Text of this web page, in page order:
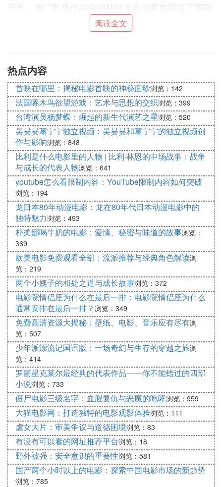
另外，澳门影视作品中的独特文化元素也吸引了国际
观众的关注。澳门的文化融合和多元性使得其影视作
品具有独特的魅力。通过融入澳门的传统特色和文化
澳门影视产业对当地经济的影响与贡献
澳门影视产业对当地经济的影响和贡献不容忽视。首
先，影视产业的发展为澳门创造了大量就业机会，为
当地居民提供了稳定的收入来源。其次，影视产业的
繁荣带动了相关产业的发展，如影视拍摄设备的生
产、影视旅游等。这些产业的发展进一步促进了澳门
的经济增长。
澳门影视节目在推动旅游业发展中的作用
澳门的影视节目在推动旅游业发展中发挥着重要的作
用。澳门以其特别行政区的身份为影视节目提供了丰
富的拍摄场景和背景。澳门的独特文化和历史吸引了
众多游客前来观光和体验。通过制作和推广澳门的影
视节目，澳门能够进一步提高其在旅游市场的知名
度，吸引更多的游客前来澳门旅游。
综上所述，澳门影视产业作为澳门文化产业的重要组
成部分，发挥着重要的作用。澳门影视产业在国际市
场上具有一定的竞争力，其独特的文化元素和传统特
色吸引了国际观众的关注。澳门影视产业的发展也为
当地经济带来了积极的影响和贡献，同时推动澳门旅
游业的发展。未来，澳门影视产业将继续发展壮大，
为澳门的文化传承和经济发展做出更大的贡献。
阅读全文
热点内容
首映在哪里：揭秘电影首映的神秘面纱浏览：142
法国啄木鸟欲望游戏：艺术与思想的交织浏览：399
台湾演员杨梦蝶：崛起的新生代演艺之星浏览：520
吴昊昊葛宁宁独立视频：吴昊昊和葛宁宁的独立视频创
作与影响浏览：848
比利是什么电影里的人物 | 比利·林恩的中场战事：战争
与成长的代表人物浏览：641
youtube怎么看限制内容：YouTube限制内容如何突破
浏览：194
龙日本80年动漫电影：龙在80年代日本动漫电影中的
独特魅力浏览：493
朴柔娜喝牛奶的电影：爱情、秘密与味道的故事浏览：
369
欧美电影免费观看全部：流派推荐与经典角色解读浏
览：219
两个小姨子的相处之道与成长故事浏览：372
电影院情侣座为什么在最后一排：电影院情侣座为什么
通常安排在最后一排？ 浏览：349
免费高清资源大揭秘：壁纸、电影、音乐应有尽有浏
览：507
少年派漂流记国语版：一场奇幻与生存的穿越之旅浏
览：414
罗丽星克莱尔最经典的代表作品——你不能错过的四部
小说浏览：733
僵尸电影三级名字：血腥复仇与恶魔的咆哮浏览：959
大猫电影网：打造独特的电影观影体验浏览：111
虐女大片：审美争议与道德困境浏览：83
有没有可以看的网址推荐平台浏览：18
野外被强：安全意识的重要性浏览：581
国产两个小时以上的电影：探索中国电影市场的新趋势
浏览：785